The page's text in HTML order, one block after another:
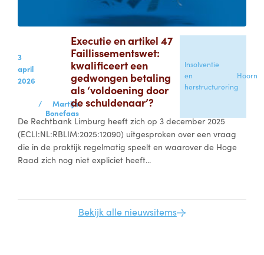
Bekijk alle nieuwsitems
3
april
2026
/
Martijn
Bonefaas
Executie en artikel 47
Faillissementswet:
kwalificeert een
gedwongen betaling
als ‘voldoening door
de schuldenaar’?
Insolventie
en
herstructurering
Hoorn
De Rechtbank Limburg heeft zich op 3 december 2025
(ECLI:NL:RBLIM:2025:12090) uitgesproken over een vraag
die in de praktijk regelmatig speelt en waarover de Hoge
Raad zich nog niet expliciet heeft...